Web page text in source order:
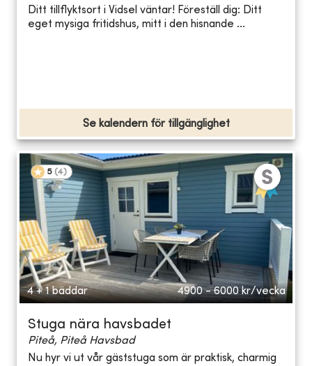
Ditt tillflyktsort i Vidsel väntar! Föreställ dig: Ditt
eget mysiga fritidshus, mitt i den hisnande ...
Se kalendern för tillgänglighet
5 (4)
4 + 1 bäddar 4900 - 6000 kr/vecka
Stuga nära havsbadet
Piteå, Piteå Havsbad
Nu hyr vi ut vår gäststuga som är praktisk, charmig